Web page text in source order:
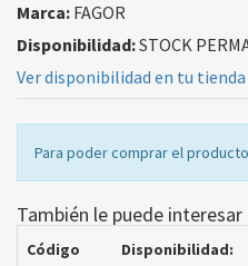
Marca: FAGOR
Disponibilidad:STOCK
Ver disponibilidad en tu tienda
Para poder comprar el producto
También le puede interesar
Código Disponibilidad: